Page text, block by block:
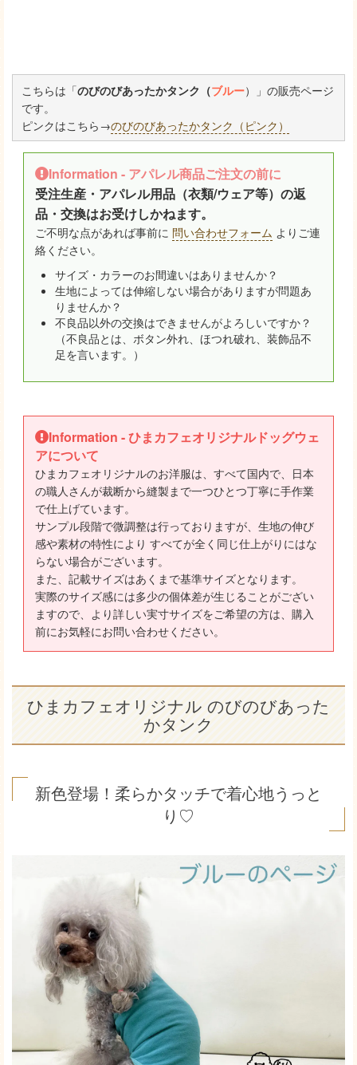
こちらは「のびのびあったかタンク（ブルー）」の販売ページ
です。
ピンクはこちら→のびのびあったかタンク（ピンク）
Information - アパレル商品ご注文の前に
受注生産・アパレル用品（衣類/ウェア等）の返
品・交換はお受けしかねます。
ご不明な点があれば事前に 問い合わせフォーム よりご連
絡ください。
サイズ・カラーのお間違いはありませんか？
生地によっては伸縮しない場合がありますが問題あ
りませんか？
不良品以外の交換はできませんがよろしいですか？
（不良品とは、ボタン外れ、ほつれ破れ、装飾品不
足を言います。）
Information - ひまカフェオリジナルドッグウェ
アについて
ひまカフェオリジナルのお洋服は、すべて国内で、日本
の職人さんが裁断から縫製まで一つひとつ丁寧に手作業
で仕上げています。
サンプル段階で微調整は行っておりますが、生地の伸び
感や素材の特性により すべてが全く同じ仕上がりにはな
らない場合がございます。
また、記載サイズはあくまで基準サイズとなります。
実際のサイズ感には多少の個体差が生じることがござい
ますので、より詳しい実寸サイズをご希望の方は、購入
前にお気軽にお問い合わせください。
ひまカフェオリジナル のびのびあった
かタンク
新色登場！柔らかタッチで着心地うっと
り♡